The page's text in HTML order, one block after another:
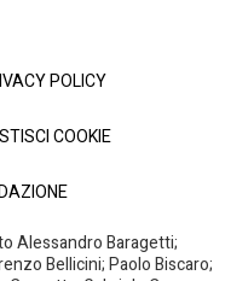
POLICY
COOKIE
Alessandro Baragetti;
Bellicini; Paolo Biscaro;